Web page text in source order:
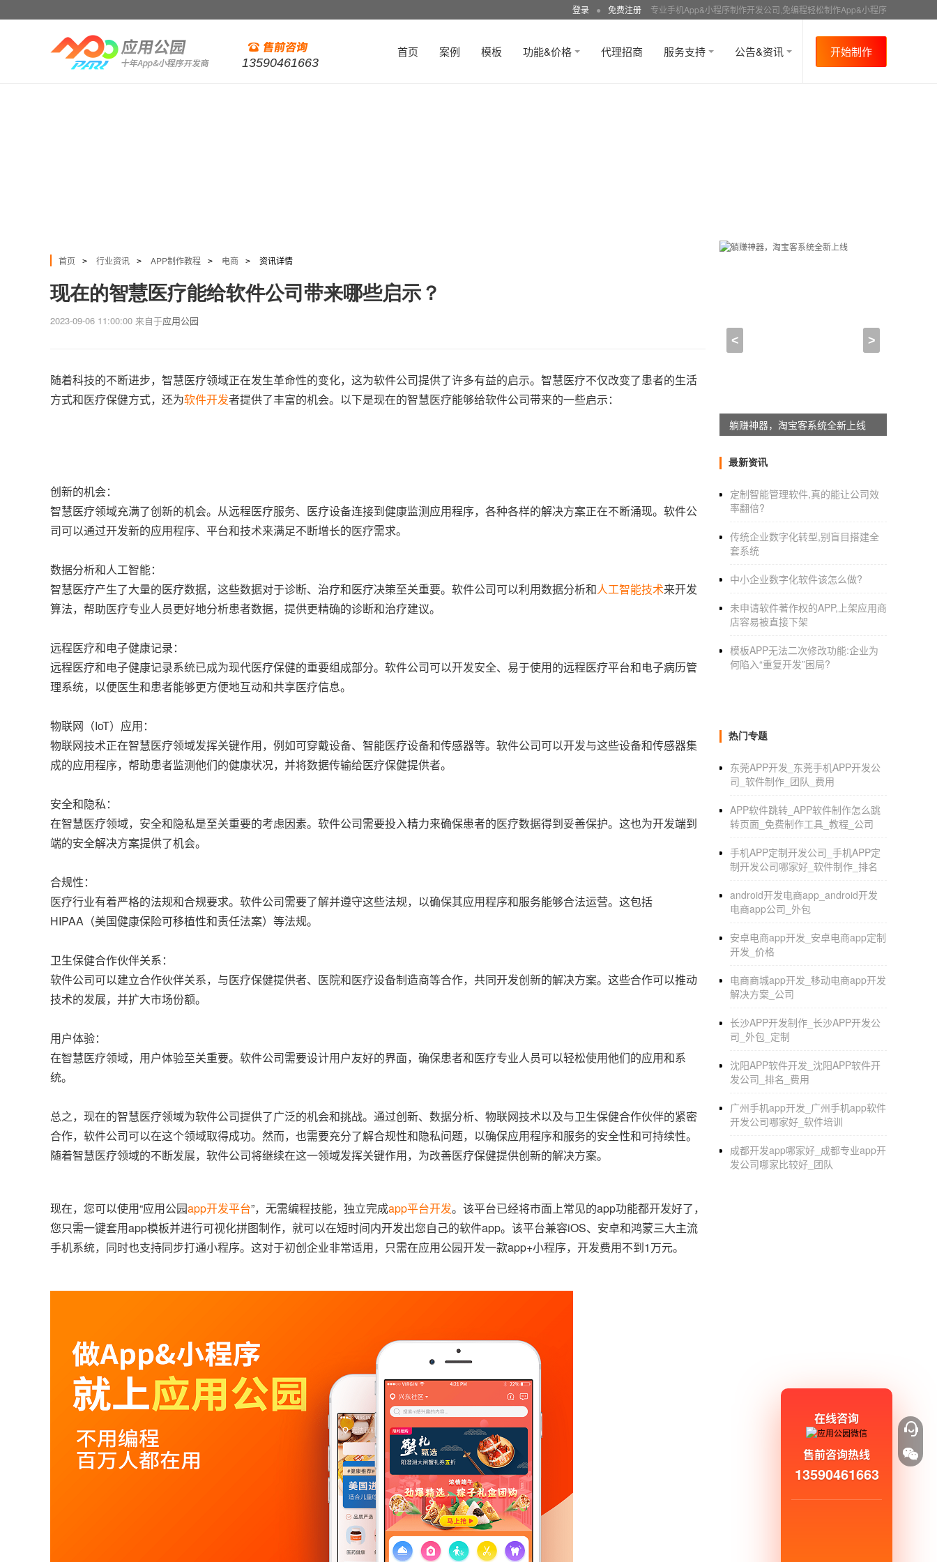
登录 ● 免费注册 专业手机App&小程序制作开发公司,免编程轻松制作App&小程序
13590461663
首页 案例 模板 功能&价格 代理招商 服务支持 公告&资讯 开始制作
首页 > 行业资讯 > APP制作教程 > 电商 > 资讯详情
现在的智慧医疗能给软件公司带来哪些启示？
2023-09-06 11:00:00 来自于应用公园
随着科技的不断进步，智慧医疗领域正在发生革命性的变化，这为软件公司提供了许多有益的启示。智慧医疗不仅改变了患者的生活
方式和医疗保健方式，还为软件开发者提供了丰富的机会。以下是现在的智慧医疗能够给软件公司带来的一些启示：
创新的机会：
智慧医疗领域充满了创新的机会。从远程医疗服务、医疗设备连接到健康监测应用程序，各种各样的解决方案正在不断涌现。软件公
司可以通过开发新的应用程序、平台和技术来满足不断增长的医疗需求。
数据分析和人工智能：
智慧医疗产生了大量的医疗数据，这些数据对于诊断、治疗和医疗决策至关重要。软件公司可以利用数据分析和人工智能技术来开发
算法，帮助医疗专业人员更好地分析患者数据，提供更精确的诊断和治疗建议。
远程医疗和电子健康记录：
远程医疗和电子健康记录系统已成为现代医疗保健的重要组成部分。软件公司可以开发安全、易于使用的远程医疗平台和电子病历管
理系统，以便医生和患者能够更方便地互动和共享医疗信息。
物联网（IoT）应用：
物联网技术正在智慧医疗领域发挥关键作用，例如可穿戴设备、智能医疗设备和传感器等。软件公司可以开发与这些设备和传感器集
成的应用程序，帮助患者监测他们的健康状况，并将数据传输给医疗保健提供者。
安全和隐私：
在智慧医疗领域，安全和隐私是至关重要的考虑因素。软件公司需要投入精力来确保患者的医疗数据得到妥善保护。这也为开发端到
端的安全解决方案提供了机会。
合规性：
医疗行业有着严格的法规和合规要求。软件公司需要了解并遵守这些法规，以确保其应用程序和服务能够合法运营。这包括
HIPAA（美国健康保险可移植性和责任法案）等法规。
卫生保健合作伙伴关系：
软件公司可以建立合作伙伴关系，与医疗保健提供者、医院和医疗设备制造商等合作，共同开发创新的解决方案。这些合作可以推动
技术的发展，并扩大市场份额。
用户体验：
在智慧医疗领域，用户体验至关重要。软件公司需要设计用户友好的界面，确保患者和医疗专业人员可以轻松使用他们的应用和系
统。
总之，现在的智慧医疗领域为软件公司提供了广泛的机会和挑战。通过创新、数据分析、物联网技术以及与卫生保健合作伙伴的紧密
合作，软件公司可以在这个领域取得成功。然而，也需要充分了解合规性和隐私问题，以确保应用程序和服务的安全性和可持续性。
随着智慧医疗领域的不断发展，软件公司将继续在这一领域发挥关键作用，为改善医疗保健提供创新的解决方案。
现在，您可以使用“应用公园app开发平台”，无需编程技能，独立完成app平台开发。该平台已经将市面上常见的app功能都开发好了，
您只需一键套用app模板并进行可视化拼图制作，就可以在短时间内开发出您自己的软件app。该平台兼容iOS、安卓和鸿蒙三大主流
手机系统，同时也支持同步打通小程序。这对于初创企业非常适用，只需在应用公园开发一款app+小程序，开发费用不到1万元。
< >
应用公园同城配送插件上线
最新资讯
定制智能管理软件,真的能让公司效
率翻倍?
传统企业数字化转型,别盲目搭建全
套系统
中小企业数字化软件该怎么做?
未申请软件著作权的APP,上架应用商
店容易被直接下架
模板APP无法二次修改功能:企业为
何陷入“重复开发”困局?
热门专题
东莞APP开发_东莞手机APP开发公
司_软件制作_团队_费用
APP软件跳转_APP软件制作怎么跳
转页面_免费制作工具_教程_公司
手机APP定制开发公司_手机APP定
制开发公司哪家好_软件制作_排名
android开发电商app_android开发
电商app公司_外包
安卓电商app开发_安卓电商app定制
开发_价格
电商商城app开发_移动电商app开发
解决方案_公司
长沙APP开发制作_长沙APP开发公
司_外包_定制
沈阳APP软件开发_沈阳APP软件开
发公司_排名_费用
广州手机app开发_广州手机app软件
开发公司哪家好_软件培训
成都开发app哪家好_成都专业app开
发公司哪家比较好_团队
在线咨询
售前咨询热线
13590461663